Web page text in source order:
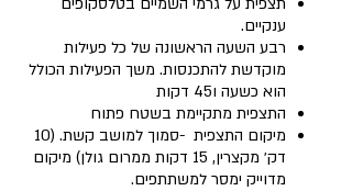
ענקיים.
רבע השעה הראשונה של כל פעילות
מוקדשת להתכנסות. משך הפעילות הכולל
הוא כשעה ו45 דקות
התצפית מתקיימת בשטח פתוח
מיקום התצפית -סמוך למושב קשת. (10
דק׳ מקצרין, 15 דקות ממרום גולן) מיקום
מדוייק ימסר למשתתפים.